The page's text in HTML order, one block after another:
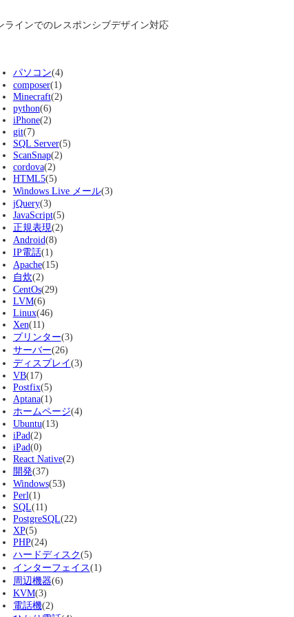
インでのレスポンシブデザイン対応
パソコン(4)
composer(1)
Minecraft(2)
python(6)
iPhone(2)
git(7)
SQL Server(5)
ScanSnap(2)
cordova(2)
HTML5(5)
Windows Live メール(3)
jQuery(3)
JavaScript(5)
正規表現(2)
Android(8)
IP電話(1)
Apache(15)
自炊(2)
CentOs(29)
LVM(6)
Linux(46)
Xen(11)
プリンター(3)
サーバー(26)
ディスプレイ(3)
VB(17)
Postfix(5)
Aptana(1)
ホームページ(4)
Ubuntu(13)
iPad(2)
iPad(0)
React Native(2)
開発(37)
Windows(53)
Perl(1)
SQL(11)
PostgreSQL(22)
XP(5)
PHP(24)
ハードディスク(5)
インターフェイス(1)
周辺機器(6)
KVM(3)
電話機(2)